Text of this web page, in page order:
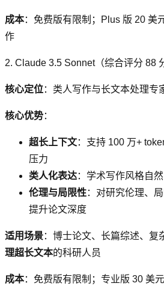
成本：免费版有限制；Plus 版 20 美
作
2. Claude 3.5 Sonnet（综合评分 88
核心定位：类人写作与长文本处理专
核心优势：
超长上下文：支持 100 万+
压力
类人化表达：学术写作风格自
伦理与局限性：对研究伦理、
提升论文深度
适用场景：博士论文、长篇综述、复
理超长文本的科研人员
成本：免费版有限制；专业版 30 美